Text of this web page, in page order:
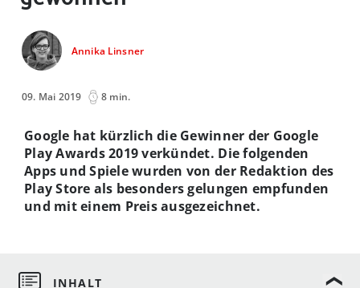
Annika Linsner
09. Mai 2019 8 min.
Google hat kürzlich die Gewinner der Google
Play Awards 2019 verkündet. Die folgenden
Apps und Spiele wurden von der Redaktion des
Play Store als besonders gelungen empfunden
und mit einem Preis ausgezeichnet.